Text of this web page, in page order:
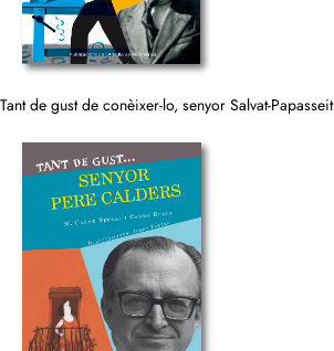
Tant de gust de conèixer-lo, senyor Salvat-Papasseit